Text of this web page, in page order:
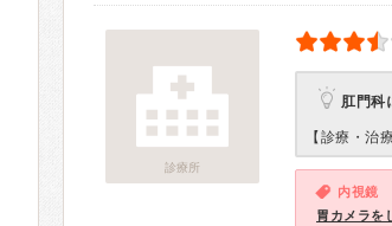
診療所
肛門科
【診療・治
内視鏡
胃カメラを